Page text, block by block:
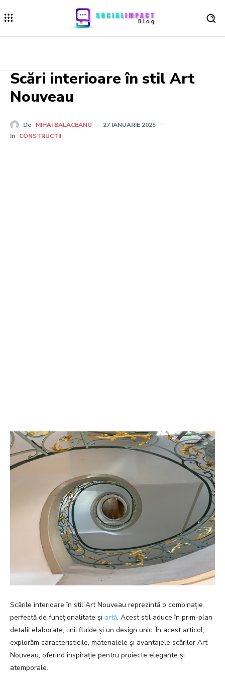
Scări interioare în stil Art
Nouveau
De MIHAI BALACEANU
27 IANUARIE 2025
In CONSTRUCTII
Scările interioare în stil Art Nouveau reprezintă o combinație
perfectă de funcționalitate și artă. Acest stil aduce în prim-plan
detalii elaborate, linii fluide și un design unic. În acest articol,
explorăm caracteristicile, materialele și avantajele scărilor Art
Nouveau, oferind inspirație pentru proiecte elegante și
atemporale.